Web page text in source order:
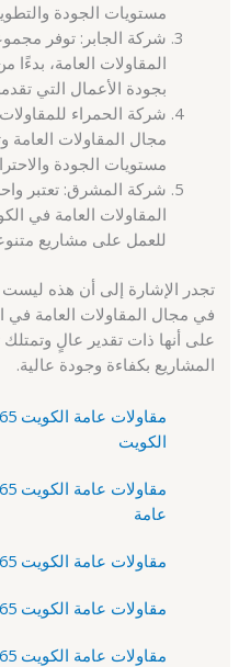
مستويات الجودة
شركة الجابر: توفر
المقاولات العامة، بدءًا
بجودة الأعمال التي
شركة الحمراء
مجال المقاولات
مستويات الجودة
شركة المشرق: تعتبر
المقاولات العامة في
للعمل على مشاريع
تجدر الإشارة إلى أن هذه
في مجال المقاولات العامة في
على أنها ذات تقدير عالٍ وتمتلك
المشاريع بكفاءة وجودة عالية.
الكويت
عامة
مقاولات عامة الكويت 66140865 – أبو الحصانية – مقاول
مقاولات عامة الكويت 66140865 – أبو حليفة – مقاول